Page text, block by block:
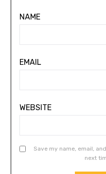
NAME
EMAIL
WEBSITE
Save my name, email,
next